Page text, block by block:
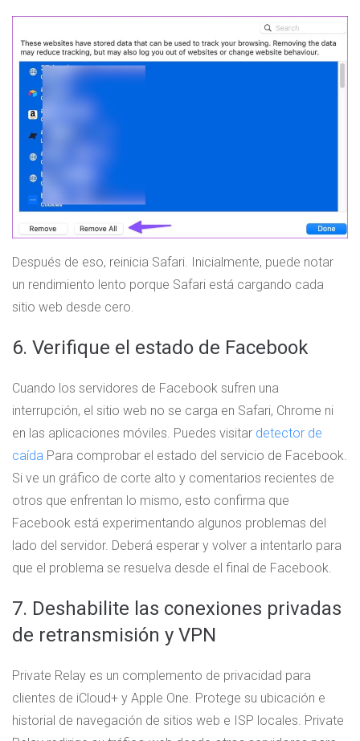
Después de eso, reinicia Safari. Inicialmente, puede notar
un rendimiento lento porque Safari está cargando cada
sitio web desde cero.
6. Verifique el estado de Facebook
Cuando los servidores de Facebook sufren una
interrupción, el sitio web no se carga en Safari, Chrome ni
en las aplicaciones móviles. Puedes visitar detector de
caída Para comprobar el estado del servicio de Facebook.
Si ve un gráfico de corte alto y comentarios recientes de
otros que enfrentan lo mismo, esto confirma que
Facebook está experimentando algunos problemas del
lado del servidor. Deberá esperar y volver a intentarlo para
que el problema se resuelva desde el final de Facebook.
7. Deshabilite las conexiones privadas
de retransmisión y VPN
Private Relay es un complemento de privacidad para
clientes de iCloud+ y Apple One. Protege su ubicación e
historial de navegación de sitios web e ISP locales. Private